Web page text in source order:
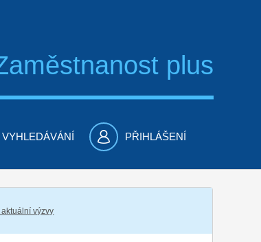
plus
VYHLEDÁVÁNÍ PŘIHLÁŠENÍ
výzvy